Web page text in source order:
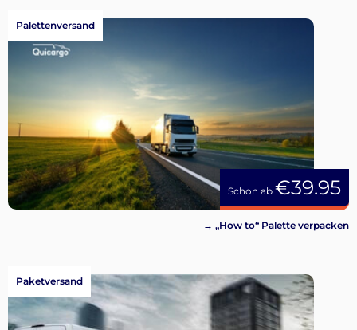
Schon ab €39.95
Palettenversand
→ „How to“ Palette verpacken
Paketversand